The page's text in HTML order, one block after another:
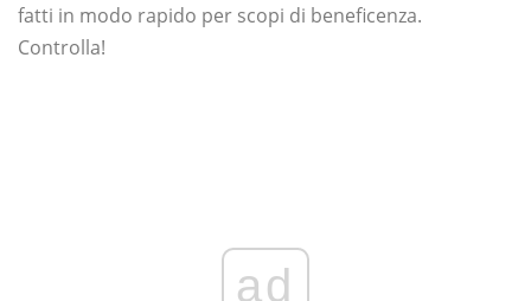
fatti in modo rapido per scopi di beneficenza.
Controlla!
ad